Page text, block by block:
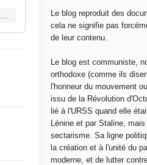
Le blog reproduit des
cela ne signifie pas
de leur contenu.
Le blog est communiste,
orthodoxe (comme ils
l'honneur du mouvement
issu de la Révolution
lié à l'URSS quand elle
Lénine et par Staline,
sectarisme. Sa ligne
la création et à l'unité du
moderne, et de lutter